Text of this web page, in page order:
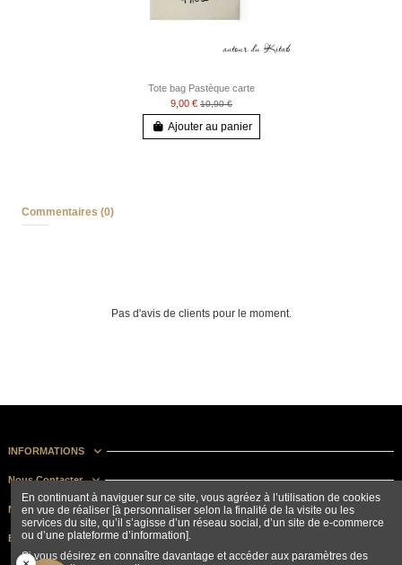
Tote bag Pastèque carte
9,00 € 10,90 €
Ajouter au panier
Commentaires (0)
Pas d'avis de clients pour le moment.
INFORMATIONS
Nous Contacter
Nous suivre
Bulletin d'information
En continuant à naviguer sur ce site, vous agréez à l’utilisation de cookies
en vue de réaliser [à personnaliser selon la finalité de la visite ou les
services du site, qu’il s’agisse d’un réseau social, d’un site de e-commerce
ou d’une plateforme d’information].
Si vous désirez en connaître davantage et accéder aux paramètres des